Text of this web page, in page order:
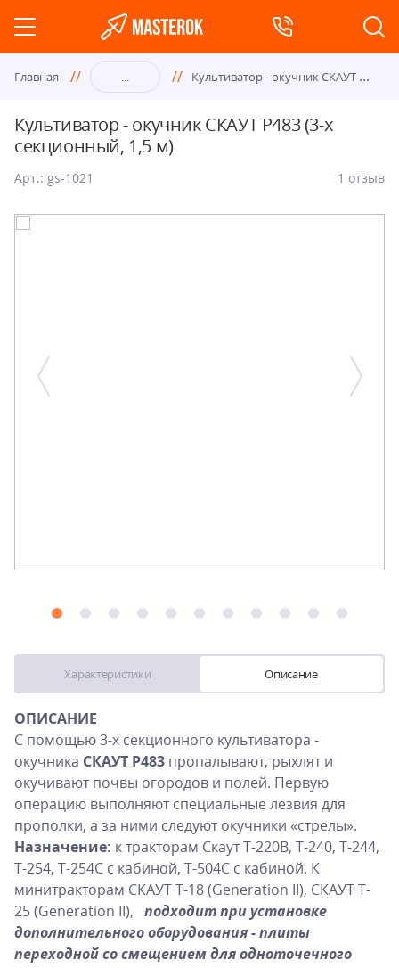
Главная ... Кул
ьтиватор - окучник СКАУТ P483 (3-х секционный, 1,5 м)
Культиватор - окучник СКАУТ P483 (3-х
секционный, 1,5 м)
Арт.: gs-1021 1 отзыв
Характеристики Описание
ОПИСАНИЕ
С помощью 3-х секционного культиватора -
окучника СКАУТ P483 пропалывают, рыхлят и
окучивают почвы огородов и полей. Первую
операцию выполняют специальные лезвия для
прополки, а за ними следуют окучники «стрелы».
Назначение: к тракторам Скаут Т-220В, Т-240, Т-244,
Т-254, Т-254С с кабиной, Т-504С с кабиной. К
минитракторам СКАУТ T-18 (Generation II), СКАУТ T-
25 (Generation II), подходит при установке
дополнительного оборудования - плиты
переходной со смещением для одноточечного